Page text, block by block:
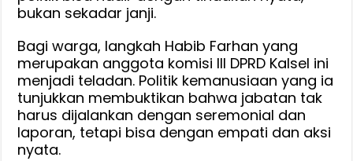
bukan sekadar janji.
Bagi warga, langkah Habib Farhan yang
merupakan anggota komisi III DPRD Kalsel ini
menjadi teladan. Politik kemanusiaan yang ia
tunjukkan membuktikan bahwa jabatan tak
harus dijalankan dengan seremonial dan
laporan, tetapi bisa dengan empati dan aksi
nyata.